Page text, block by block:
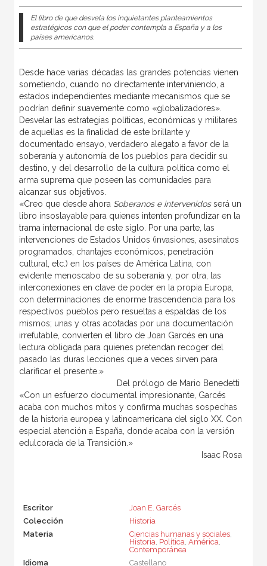
El libro de que desvela los inquietantes planteamientos
estratégicos con que el poder contempla a España y a los
países americanos.
Desde hace varias décadas las grandes potencias vienen
sometiendo, cuando no directamente interviniendo, a
estados independientes mediante mecanismos que se
podrían definir suavemente como «globalizadores».
Desvelar las estrategias políticas, económicas y militares
de aquellas es la finalidad de este brillante y
documentado ensayo, verdadero alegato a favor de la
soberanía y autonomía de los pueblos para decidir su
destino, y del desarrollo de la cultura política como el
arma suprema que poseen las comunidades para
alcanzar sus objetivos.
«Creo que desde ahora Soberanos e intervenidosserá un
libro insoslayable para quienes intenten profundizar en la
trama internacional de este siglo. Por una parte, las
intervenciones de Estados Unidos (invasiones, asesinatos
programados, chantajes económicos, penetración
cultural, etc.) en los países de América Latina, con
evidente menoscabo de su soberanía y, por otra, las
interconexiones en clave de poder en la propia Europa,
con determinaciones de enorme trascendencia para los
respectivos pueblos pero resueltas a espaldas de los
mismos; unas y otras acotadas por una documentación
irrefutable, convierten el libro de Joan Garcés en una
lectura obligada para quienes pretendan recoger del
pasado las duras lecciones que a veces sirven para
clarificar el presente.»
Del prólogo de Mario Benedetti
«Con un esfuerzo documental impresionante, Garcés
acaba con muchos mitos y confirma muchas sospechas
de la historia europea y latinoamericana del siglo XX. Con
especial atención a España, donde acaba con la versión
edulcorada de la Transición.»
Isaac Rosa
Escritor
Joan E. Garcés
Colección
Historia
Materia
Ciencias humanas y sociales,
Historia Política América
Contemporánea
Idioma
Castellano